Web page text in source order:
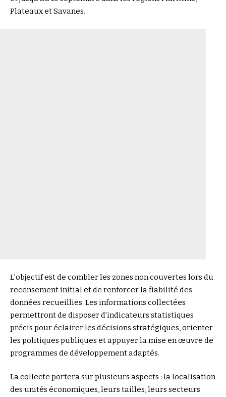
Plateaux et Savanes.
L’objectif est de combler les zones non couvertes lors du
recensement initial et de renforcer la fiabilité des
données recueillies. Les informations collectées
permettront de disposer d’indicateurs statistiques
précis pour éclairer les décisions stratégiques, orienter
les politiques publiques et appuyer la mise en œuvre de
programmes de développement adaptés.
La collecte portera sur plusieurs aspects : la localisation
des unités économiques, leurs tailles, leurs secteurs